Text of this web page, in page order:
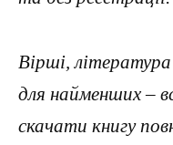
Вірші,
для найменших –
скачати книгу